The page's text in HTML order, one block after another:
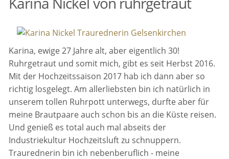
Karina, ewige 27 Jahre alt, aber eigentlich 30!
Ruhrgetraut und somit mich, gibt es seit Herbst 2016.
Mit der Hochzeitssaison 2017 hab ich dann aber so
richtig losgelegt. Am allerliebsten bin ich natürlich in
unserem tollen Ruhrpott unterwegs, durfte aber für
meine Brautpaare auch schon bis an die Küste reisen.
Und genieß es total auch mal abseits der
Industriekultur Hochzeitsluft zu schnuppern.
Traurednerin bin ich nebenberuflich - meine